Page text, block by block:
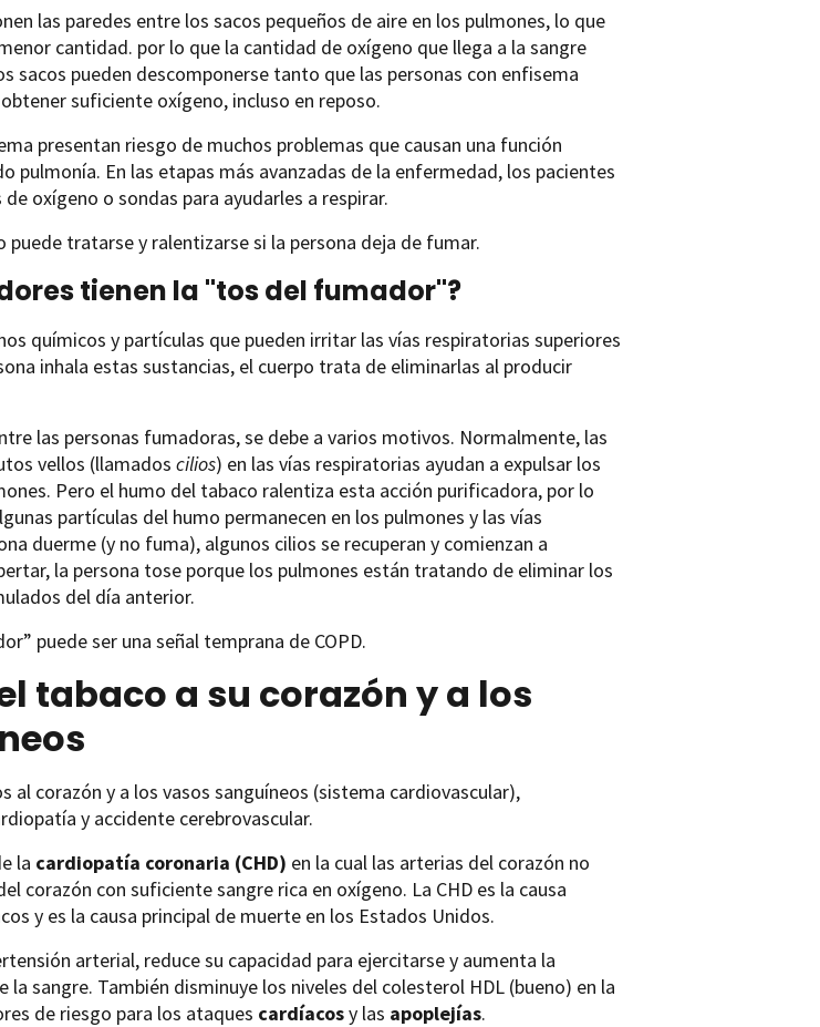
las paredes entre los sacos pequeños de aire en los pulmones, lo que
cantidad. por lo que la cantidad de oxígeno que llega a la sangre
sacos pueden descomponerse tanto que las personas con enfisema
suficiente oxígeno, incluso en reposo.
presentan riesgo de muchos problemas que causan una función
pulmonía. En las etapas más avanzadas de la enfermedad, los pacientes
oxígeno o sondas para ayudarles a respirar.
puede tratarse y ralentizarse si la persona deja de fumar.
tienen la "tos del fumador"?
químicos y partículas que pueden irritar las vías respiratorias superiores
inhala estas sustancias, el cuerpo trata de eliminarlas al producir
las personas fumadoras, se debe a varios motivos. Normalmente, las
vellos (llamados cilios) en las vías respiratorias ayudan a expulsar los
Pero el humo del tabaco ralentiza esta acción purificadora, por lo
partículas del humo permanecen en los pulmones y las vías
duerme (y no fuma), algunos cilios se recuperan y comienzan a
la persona tose porque los pulmones están tratando de eliminar los
del día anterior.
puede ser una señal temprana de COPD.
tabaco a su corazón y a los
al corazón y a los vasos sanguíneos (sistema cardiovascular),
y accidente cerebrovascular.
la cardiopatía coronaria (CHD) en la cual las arterias del corazón no
corazón con suficiente sangre rica en oxígeno. La CHD es la causa
y es la causa principal de muerte en los Estados Unidos.
arterial, reduce su capacidad para ejercitarse y aumenta la
la sangre. También disminuye los niveles del colesterol HDL (bueno) en la
de riesgo para los ataques cardíacosy las apoplejías.